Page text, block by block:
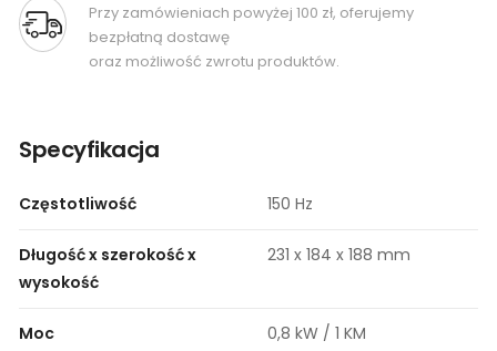
Przy zamówieniach powyżej 100 zł, oferujemy
bezpłatną dostawę
oraz możliwość zwrotu produktów.
Specyfikacja
Częstotliwość 150 Hz
Długość x szerokość x
wysokość
231 x 184 x 188 mm
Moc 0,8 kW / 1 KM